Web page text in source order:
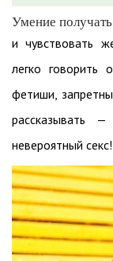
Умение
и чувствовать
легко говорить
фетиши,
рассказывать
невероятный секс!